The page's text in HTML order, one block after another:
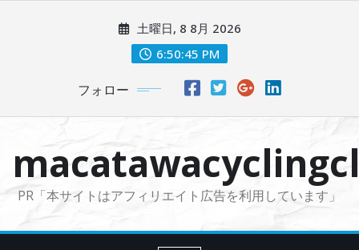
に
土曜日, 8 8月 2026
6:50:46 PM
フォロー
PR「本サイトはアフィリエイト広告を利用しています」